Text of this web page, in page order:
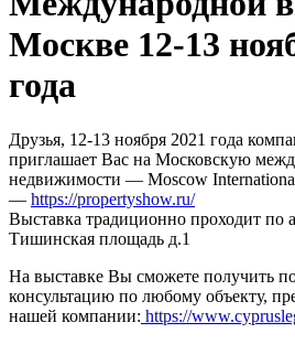
Москве 12-13
года
Друзья, 12-13 ноября 2021 года
приглашает Вас на Московскую
недвижимости — Moscow
— https://propertyshow.ru/
Выставка традиционно проходит по
Тишинская площадь д.1
На выставке Вы сможете получить
консультацию по любому объекту,
нашей компании: https://